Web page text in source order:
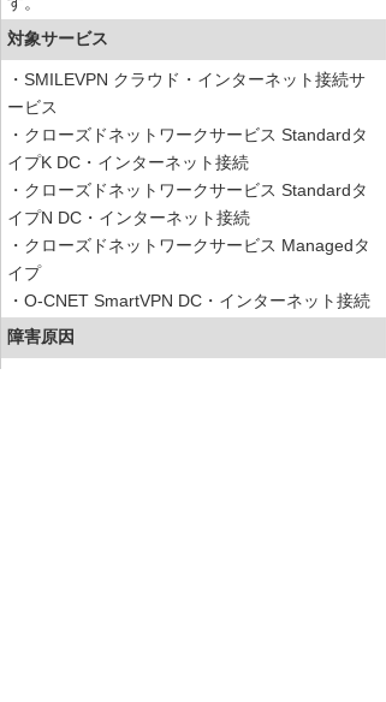
対象サービス
・SMILEVPN クラウド・インターネット接続サ
ービス
・クローズドネットワークサービス Standardタ
イプK DC・インターネット接続
・クローズドネットワークサービス Standardタ
イプN DC・インターネット接続
・クローズドネットワークサービス Managedタ
イプ
・O-CNET SmartVPN DC・インターネット接続
障害原因